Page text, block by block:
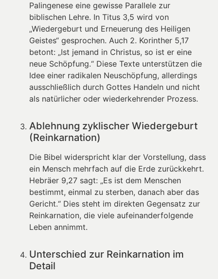
Palingenese eine gewisse Parallele zur
biblischen Lehre. In Titus 3,5 wird von
„Wiedergeburt und Erneuerung des Heiligen
Geistes“ gesprochen. Auch 2. Korinther 5,17
betont: „Ist jemand in Christus, so ist er eine
neue Schöpfung.“ Diese Texte unterstützen die
Idee einer radikalen Neuschöpfung, allerdings
ausschließlich durch Gottes Handeln und nicht
als natürlicher oder wiederkehrender Prozess.
Ablehnung zyklischer Wiedergeburt
(Reinkarnation)
Die Bibel widerspricht klar der Vorstellung, dass
ein Mensch mehrfach auf die Erde zurückkehrt.
Hebräer 9,27 sagt: „Es ist dem Menschen
bestimmt, einmal zu sterben, danach aber das
Gericht.“ Dies steht im direkten Gegensatz zur
Reinkarnation, die viele aufeinanderfolgende
Leben annimmt.
Unterschied zur Reinkarnation im
Detail